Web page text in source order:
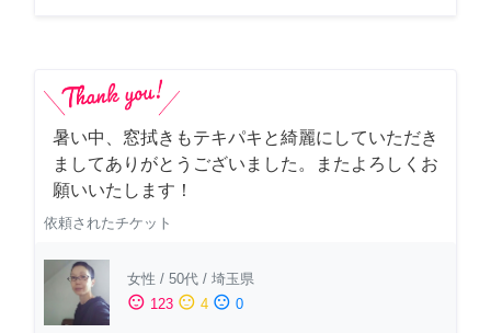
暑い中、窓拭きもテキパキと綺麗にしていただき
ましてありがとうございました。またよろしくお
願いいたします！
依頼されたチケット
女性 / 50代 / 埼玉県
sentiment_satisfied 123 sentiment_neutral 4 sentiment_dissatisfied 0